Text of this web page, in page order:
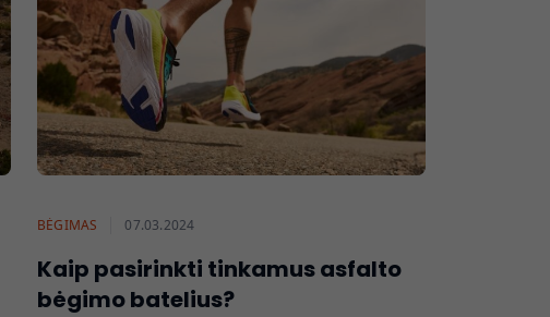
BĖGIMAS 07.03.2024
Kaip pasirinkti tinkamus asfalto
bėgimo batelius?